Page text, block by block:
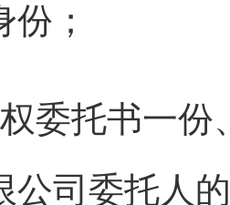
；
托书一份
公司委托人